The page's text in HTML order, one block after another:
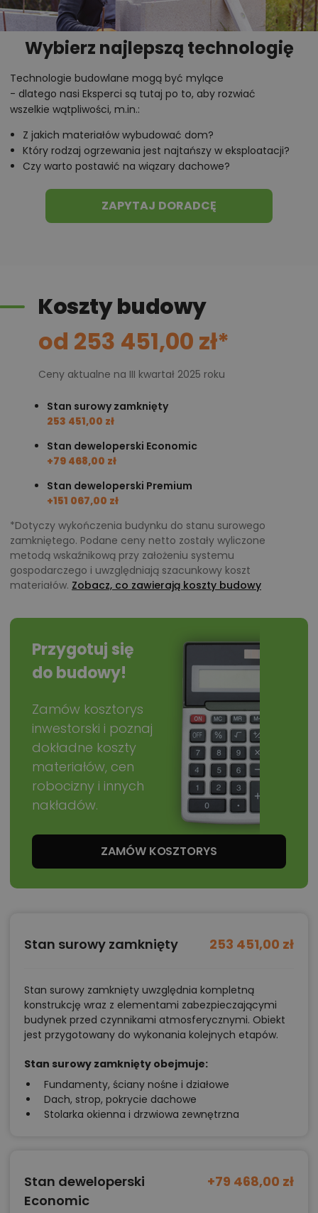
projekcie, na przykład:
polecane przez architekta zmiany,
możliwości wprowadzania modyfikacji,
projekty podobne - o zbliżonym układzie lub
parametrach,
optymalizacja kosztów budowy domu według
tego projektu,
informacje szczegółowe - np. wymiary
pomieszczeń, instalacje, materiały?
Zadzwoń52 384 49 90lub NAPISZ
Wybierz najlepszą technologię
Technologie budowlane mogą być mylące
- dlatego nasi Eksperci są tutaj po to, aby rozwiać
wszelkie wątpliwości, m.in.:
Z jakich materiałów wybudować dom?
Który rodzaj ogrzewania jest najtańszy w eksploatacji?
Czy warto postawić na wiązary dachowe?
ZAPYTAJ DORADCĘ
Koszty budowy
od 253 451,00 zł*
Ceny aktualne na III kwartał 2025 roku
Stan surowy zamknięty
253 451,00 zł
Stan deweloperski Economic
+79 468,00 zł
Stan deweloperski Premium
+151 067,00 zł
*Dotyczy wykończenia budynku do stanu surowego
zamkniętego. Podane ceny netto zostały wyliczone
metodą wskaźnikową przy założeniu systemu
gospodarczego i uwzględniają szacunkowy koszt
materiałów. Zobacz, co zawierają koszty budowy
Przygotuj się
do budowy!
Zamów kosztorys
inwestorski i poznaj
dokładne koszty
materiałów, cen
robocizny i innych
nakładów.
ZAMÓW KOSZTORYS
Stan surowy zamknięty 253 451,00 zł
Stan surowy zamknięty uwzględnia kompletną
konstrukcję wraz z elementami zabezpieczającymi
budynek przed czynnikami atmosferycznymi. Obiekt
jest przygotowany do wykonania kolejnych etapów.
Stan surowy zamknięty obejmuje:
Fundamenty, ściany nośne i działowe
Dach, strop, pokrycie dachowe
Stolarka okienna i drzwiowa zewnętrzna
Stan deweloperski
Economic
+79 468,00 zł